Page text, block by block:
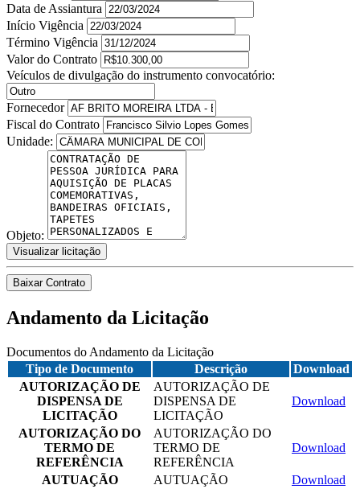
Data de Assiantura
Início Vigência
Término Vigência
Valor do Contrato
Veículos de divulgação do instrumento convocatório:
Fornecedor
Fiscal do Contrato
Unidade:
Objeto:
Visualizar licitação
Baixar Contrato
Andamento da Licitação
Documentos do Andamento da Licitação
Tipo de Documento
Descrição
Download
AUTORIZAÇÃO DE
DISPENSA DE
LICITAÇÃO
AUTORIZAÇÃO DE
DISPENSA DE
LICITAÇÃO
Download
AUTORIZAÇÃO DO
TERMO DE
REFERÊNCIA
AUTORIZAÇÃO DO
TERMO DE
REFERÊNCIA
Download
AUTUAÇÃO AUTUAÇÃO
Download